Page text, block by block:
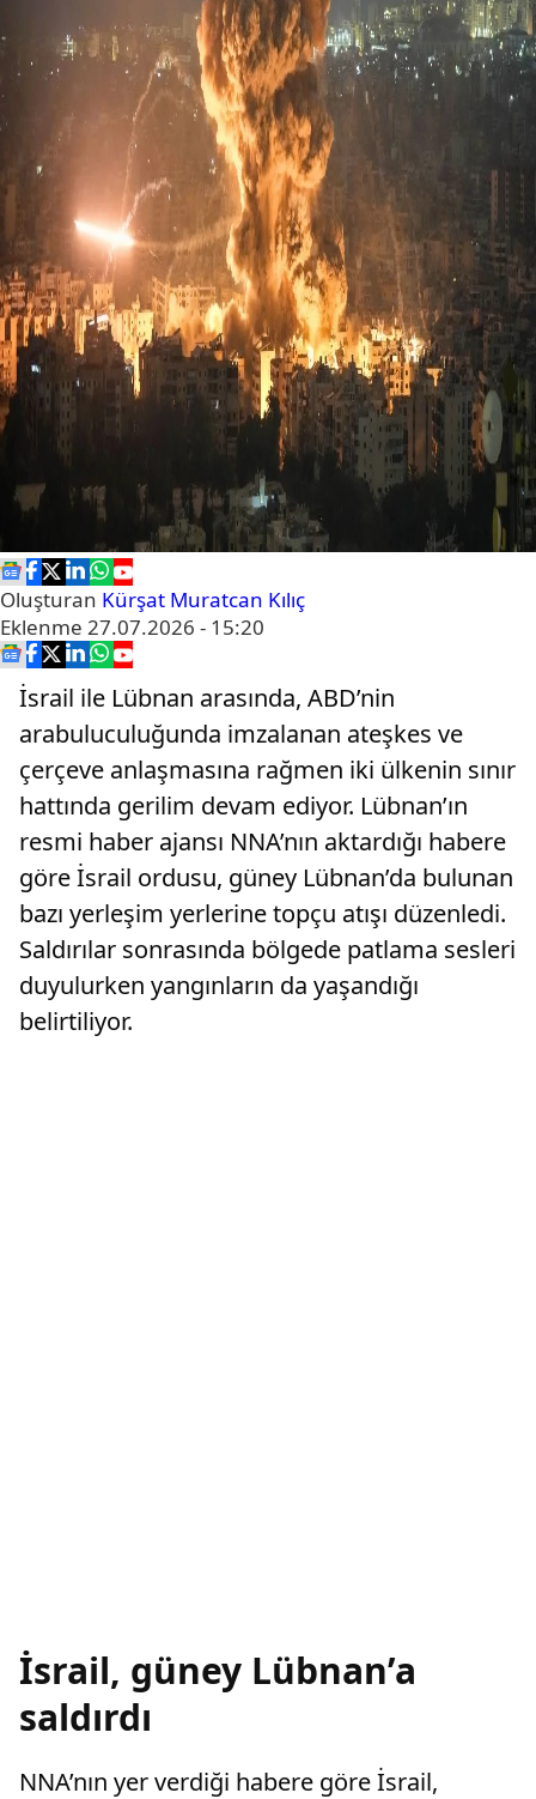
Oluşturan Kürşat Muratcan Kılıç
Eklenme 27.07.2026 - 15:20
İsrail ile Lübnan arasında, ABD’nin
arabuluculuğunda imzalanan ateşkes ve
çerçeve anlaşmasına rağmen iki ülkenin sınır
hattında gerilim devam ediyor. Lübnan’ın
resmi haber ajansı NNA’nın aktardığı habere
göre İsrail ordusu, güney Lübnan’da bulunan
bazı yerleşim yerlerine topçu atışı düzenledi.
Saldırılar sonrasında bölgede patlama sesleri
duyulurken yangınların da yaşandığı
belirtiliyor.
İsrail, güney Lübnan’a
saldırdı
NNA’nın yer verdiği habere göre İsrail,